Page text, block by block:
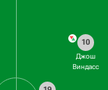
10
Джош
Виндасс